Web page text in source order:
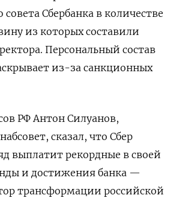
Сбербанка в количестве
из которых составили
Персональный состав
из-за санкционных
РФ Антон Силуанов,
сказал, что Сбер
выплатит рекордные в своей
и достижения банка —
трансформации российской